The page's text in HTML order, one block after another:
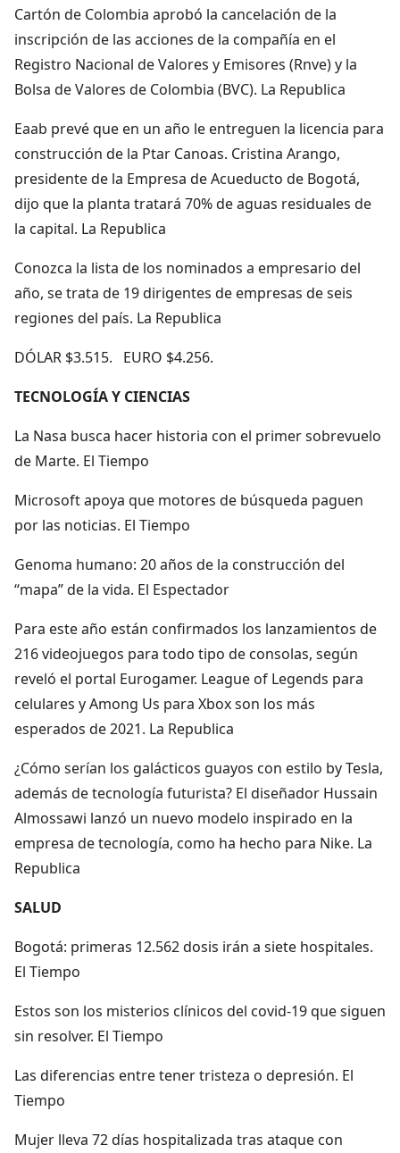
Cartón de Colombia aprobó la cancelación de la
inscripción de las acciones de la compañía en el
Registro Nacional de Valores y Emisores (Rnve) y la
Bolsa de Valores de Colombia (BVC). La Republica
Eaab prevé que en un año le entreguen la licencia para
construcción de la Ptar Canoas. Cristina Arango,
presidente de la Empresa de Acueducto de Bogotá,
dijo que la planta tratará 70% de aguas residuales de
la capital. La Republica
Conozca la lista de los nominados a empresario del
año, se trata de 19 dirigentes de empresas de seis
regiones del país. La Republica
DÓLAR $3.515. EURO $4.256.
TECNOLOGÍA Y CIENCIAS
La Nasa busca hacer historia con el primer sobrevuelo
de Marte. El Tiempo
Microsoft apoya que motores de búsqueda paguen
por las noticias. El Tiempo
Genoma humano: 20 años de la construcción del
“mapa” de la vida. El Espectador
Para este año están confirmados los lanzamientos de
216 videojuegos para todo tipo de consolas, según
reveló el portal Eurogamer. League of Legends para
celulares y Among Us para Xbox son los más
esperados de 2021. La Republica
¿Cómo serían los galácticos guayos con estilo by Tesla,
además de tecnología futurista? El diseñador Hussain
Almossawi lanzó un nuevo modelo inspirado en la
empresa de tecnología, como ha hecho para Nike. La
Republica
SALUD
Bogotá: primeras 12.562 dosis irán a siete hospitales.
El Tiempo
Estos son los misterios clínicos del covid-19 que siguen
sin resolver. El Tiempo
Las diferencias entre tener tristeza o depresión. El
Tiempo
Mujer lleva 72 días hospitalizada tras ataque con